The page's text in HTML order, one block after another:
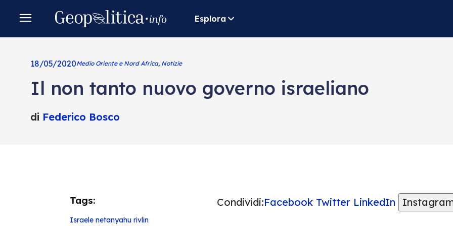
Esplora
18/05/2020Medio Oriente e Nord Africa, Notizie
Il non tanto nuovo governo israeliano
di Federico Bosco
Tags:
Israele netanyahu rivlin
Condividi:Facebook Twitter LinkedIn